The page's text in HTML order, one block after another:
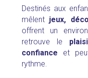
Destinés aux
mêlentjeux,
offrent un
retrouve le
confiance et
rythme.